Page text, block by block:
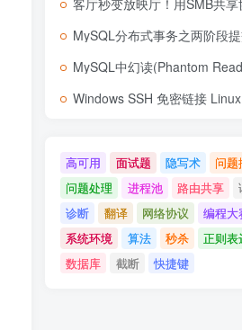
客厅秒变放映厅！用SMB共享协议打造零
MySQL分布式事务之两阶段
MySQL中幻读(Phantom
Windows SSH 免密链接 Linux 时 Load key xxx
高可用 面试题 隐写术
问题
问题处理
进程池 路由共享
诊断
翻译 网络协议
编程大
系统环境
算法 秒杀 正则表
数据库
截断 快捷键